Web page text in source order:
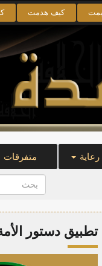
كيف هدمت
متفرقات
تطبيق دستور